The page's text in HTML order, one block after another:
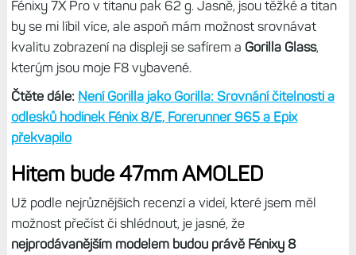
Fénixy 7X Pro v titanu pak 62 g. Jasně, jsou těžké a titan
by se mi líbil více, ale aspoň mám možnost srovnávat
kvalitu zobrazení na displeji se safírem a Gorilla Glass,
kterým jsou moje F8 vybavené.
Čtěte dále: Není Gorilla jako Gorilla: Srovnání čitelnosti a
odlesků hodinek Fénix 8/E, Forerunner 965 a Epix
překvapilo
Hitem bude 47mm AMOLED
Už podle nejrůznějších recenzí a videí, které jsem měl
možnost přečíst či shlédnout, je jasné, že
nejprodávanějším modelem budou právě Fénixy 8